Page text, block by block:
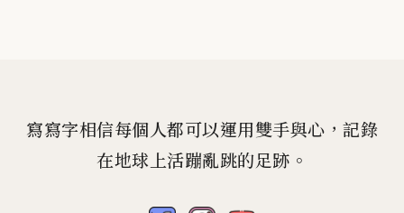
寫寫字相信每個人都可以運用雙手與心，記錄
在地球上活蹦亂跳的足跡。